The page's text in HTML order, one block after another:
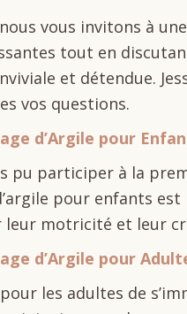
nous vous invitons à
tout en
et détendue.
vos questions.
d’Argile pour
pu participer à la
pour enfants
leur motricité et leur
d’Argile pour
les adultes de